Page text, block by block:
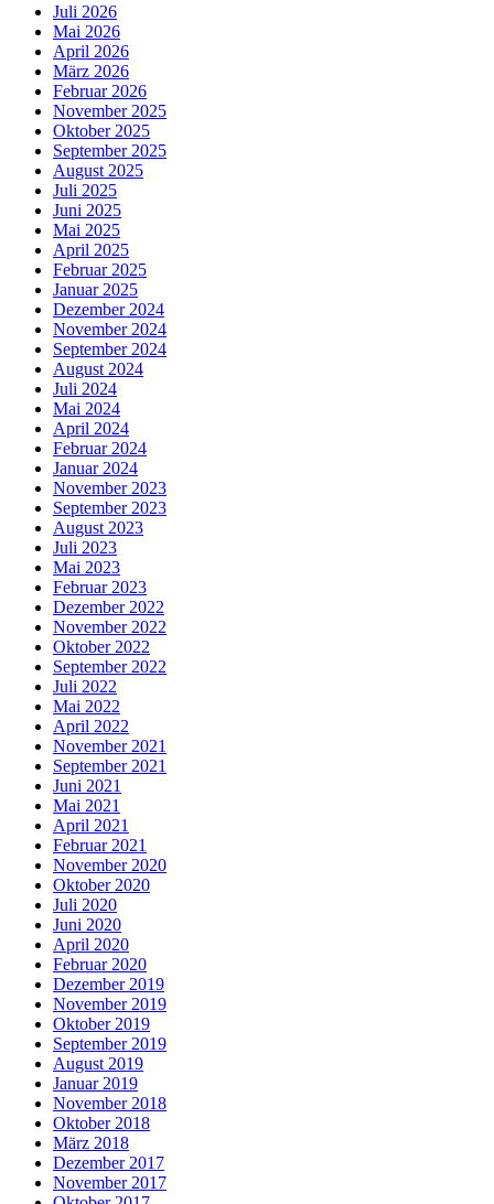
Juli 2026
Mai 2026
April 2026
März 2026
Februar 2026
November 2025
Oktober 2025
September 2025
August 2025
Juli 2025
Juni 2025
Mai 2025
April 2025
Februar 2025
Januar 2025
Dezember 2024
November 2024
September 2024
August 2024
Juli 2024
Mai 2024
April 2024
Februar 2024
Januar 2024
November 2023
September 2023
August 2023
Juli 2023
Mai 2023
Februar 2023
Dezember 2022
November 2022
Oktober 2022
September 2022
Juli 2022
Mai 2022
April 2022
November 2021
September 2021
Juni 2021
Mai 2021
April 2021
Februar 2021
November 2020
Oktober 2020
Juli 2020
Juni 2020
April 2020
Februar 2020
Dezember 2019
November 2019
Oktober 2019
September 2019
August 2019
Januar 2019
November 2018
Oktober 2018
März 2018
Dezember 2017
November 2017